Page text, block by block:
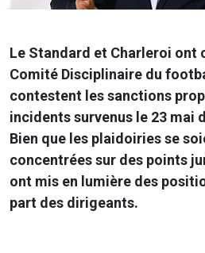
Le Standard et Charleroi ont
Comité Disciplinaire du
contestent les sanctions
incidents survenus le 23 mai
Bien que les plaidoiries se
concentrées sur des points
ont mis en lumière des
part des dirigeants.